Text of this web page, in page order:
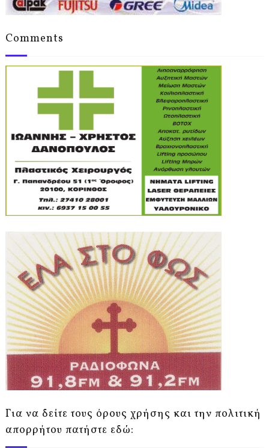
Comments
Για να δείτε τους όρους χρήσης και την πολιτική
απορρήτου πατήστε εδώ: